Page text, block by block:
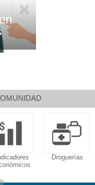
Droguerías Notarías